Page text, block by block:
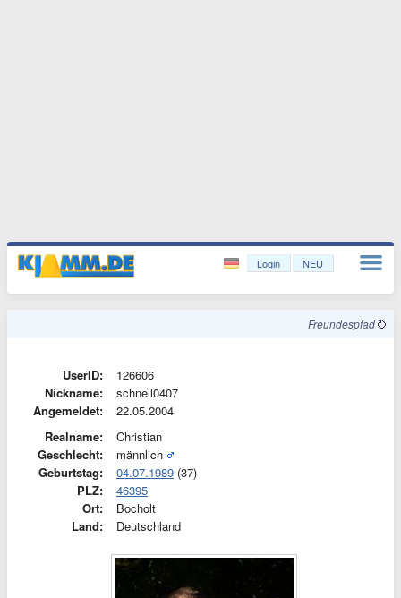
Login NEU
Freundespfad
UserID:
126606
Nickname:
schnell0407
Angemeldet:
22.05.2004
Realname:
Christian
Geschlecht:
männlich
Geburtstag:
04.07.1989 (37)
PLZ:
46395
Ort:
Bocholt
Land:
Deutschland